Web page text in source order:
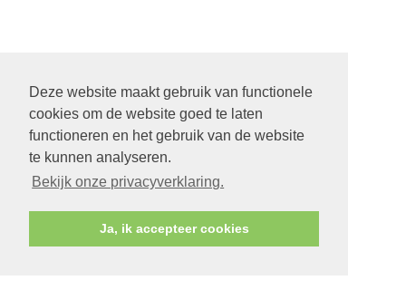
Deze website maakt gebruik van functionele
cookies om de website goed te laten
functioneren en het gebruik van de website
te kunnen analyseren.
Bekijk onze privacyverklaring.
Ja, ik accepteer cookies